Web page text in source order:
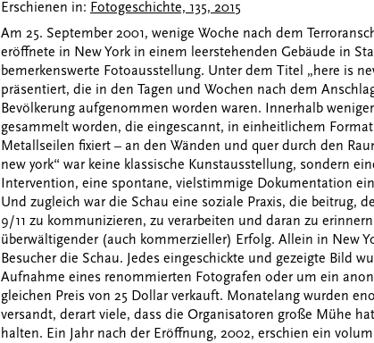
Erschienen in: Fotogeschichte, 135, 2015
Am 25. September 2001, wenige Woche nach dem
eröffnete in New York in einem leerstehenden Gebäude in
bemerkenswerte Fotoausstellung. Unter dem Titel „here is
präsentiert, die in den Tagen und Wochen nach dem
Bevölkerung aufgenommen worden waren. Innerhalb
gesammelt worden, die eingescannt, in einheitlichem
Metallseilen fixiert – an den Wänden und quer durch den
new york“ war keine klassische Kunstausstellung, sondern
Intervention, eine spontane, vielstimmige Dokumentation
Und zugleich war die Schau eine soziale Praxis, die beitrug,
9/11 zu kommunizieren, zu verarbeiten und daran zu
überwältigender (auch kommerzieller) Erfolg. Allein in New
Besucher die Schau. Jedes eingeschickte und gezeigte Bild
Aufnahme eines renommierten Fotografen oder um ein
gleichen Preis von 25 Dollar verkauft. Monatelang wurden
versandt, derart viele, dass die Organisatoren große Mühe
halten. Ein Jahr nach der Eröffnung, 2002, erschien ein